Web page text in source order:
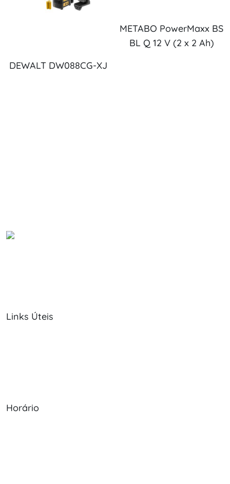
DEWALT DW088CG-XJ
METABO PowerMaxx BS
BL Q 12 V (2 x 2 Ah)
Links Úteis
Horário